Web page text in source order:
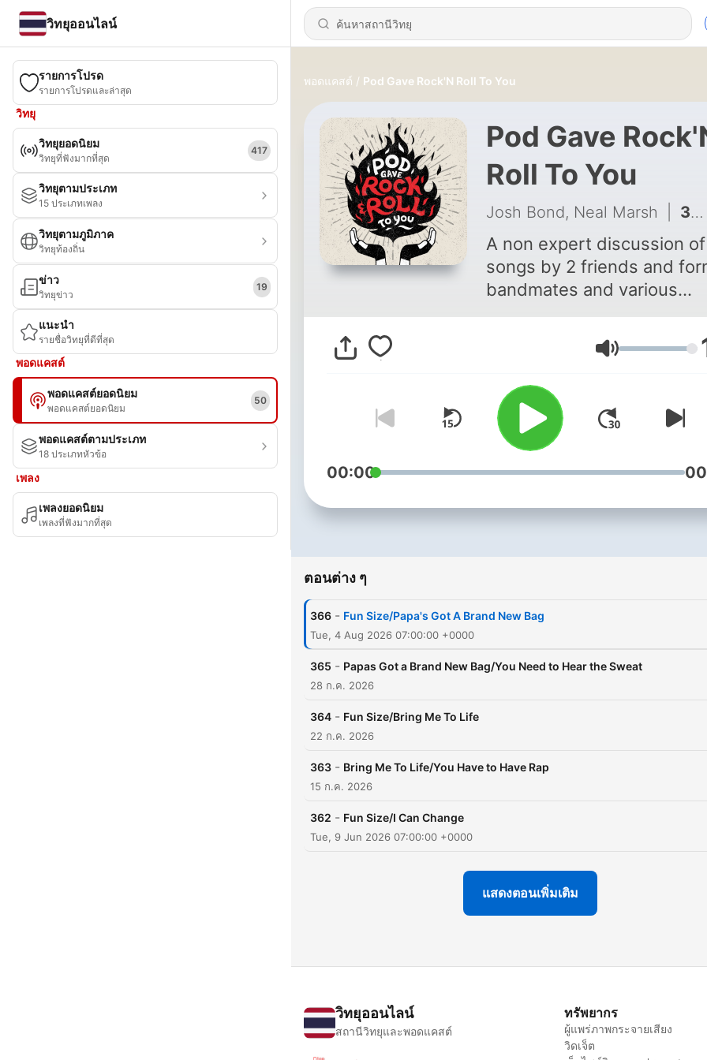
วิทยุออนไลน์
รายการโปรด
รายการโปรดและล่าสุด
วิทยุ
วิทยุยอดนิยม
วิทยุที่ฟังมากที่สุด
417
วิทยุตามประเภท
15 ประเภทเพลง
วิทยุตามภูมิภาค
วิทยุท้องถิ่น
ข่าว
วิทยุข่าว
19
แนะนำ
รายชื่อวิทยุที่ดีที่สุด
พอดแคสต์
พอดแคสต์ยอดนิยม
พอดแคสต์ยอดนิยม
50
พอดแคสต์ตามประเภท
18 ประเภทหัวข้อ
เพลง
เพลงยอดนิยม
เพลงที่ฟังมากที่สุด
พอดแคสต์ Pod Gave Rock'N Roll To You
Pod Gave
Roll To You
Josh Bond, Neal Marsh 366 - Fun Size/Papa's Got A Brand New Bag
A non expert discussion of
songs by 2 friends and
bandmates and various
guests.
ระดับเสียง
00:00
ตอนต่าง ๆ
366 - Fun Size/Papa's Got A Brand New Bag
Tue, 4 Aug 2026 07:00:00 +0000
365 - Papas Got a Brand New Bag/You Need to Hear the Sweat
28 ก.ค. 2026
364 - Fun Size/Bring Me To Life
22 ก.ค. 2026
363 - Bring Me To Life/You Have to Have Rap
15 ก.ค. 2026
362 - Fun Size/I Can Change
Tue, 9 Jun 2026 07:00:00 +0000
แสดงตอนเพิ่มเติม
วิทยุออนไลน์
สถานีวิทยุและพอดแคสต์
ทรัพยากร
ผู้แพร่ภาพกระจายเสียง
วิดเจ็ต